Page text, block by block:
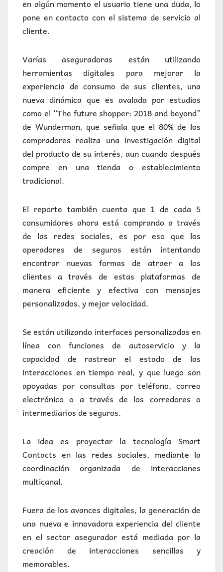
en algún momento el usuario tiene una duda, lo
pone en contacto con el sistema de servicio al
cliente.
Varías aseguradoras están utilizando
herramientas digitales para mejorar la
experiencia de consumo de sus clientes, una
nueva dinámica que es avalada por estudios
como el “The future shopper: 2018 and beyond”
de Wunderman, que señala que el 80% de los
compradores realiza una investigación digital
del producto de su interés, aun cuando después
compre en una tienda o establecimiento
tradicional.
El reporte también cuenta que 1 de cada 5
consumidores ahora está comprando a través
de las redes sociales, es por eso que los
operadores de seguros están intentando
encontrar nuevas formas de atraer a los
clientes a través de estas plataformas de
manera eficiente y efectiva con mensajes
personalizados, y mejor velocidad.
Se están utilizando interfaces personalizadas en
línea con funciones de autoservicio y la
capacidad de rastrear el estado de las
interacciones en tiempo real, y que luego son
apoyadas por consultas por teléfono, correo
electrónico o a través de los corredores o
intermediarios de seguros.
La idea es proyectar la tecnología Smart
Contacts en las redes sociales, mediante la
coordinación organizada de interacciones
multicanal.
Fuera de los avances digitales, la generación de
una nueva e innovadora experiencia del cliente
en el sector asegurador está mediada por la
creación de interacciones sencillas y
memorables.